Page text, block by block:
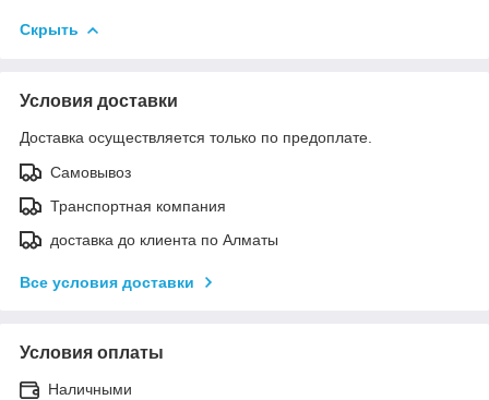
Скрыть
Условия доставки
Доставка осуществляется только по предоплате.
Самовывоз
Транспортная компания
доставка до клиента по Алматы
Все условия доставки
Условия оплаты
Наличными